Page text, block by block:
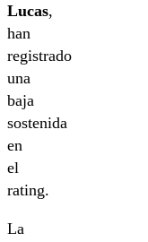
Lucas,
han
registrado
una
baja
sostenida
en
el
rating.
La